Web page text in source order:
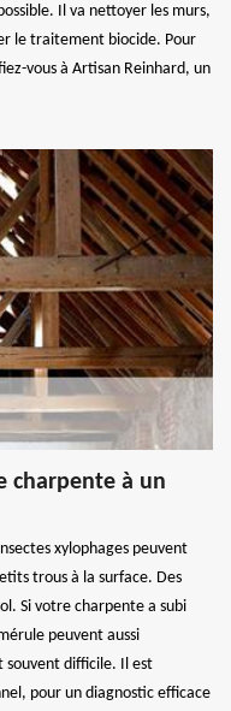
Il va nettoyer les murs,
le traitement biocide. Pour
vous à Artisan Reinhard, un
charpente à un
xylophages peuvent
trous à la surface. Des
Si votre charpente a subi
peuvent aussi
souvent difficile. Il est
pour un diagnostic efficace